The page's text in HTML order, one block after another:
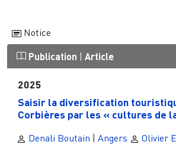
Notice
Publication | Article
2025
Saisir la diversification
Corbières par les « cultures de
Denali Boutain | Angers Olivier